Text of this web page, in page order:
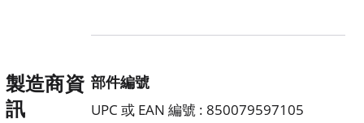
製造商資
訊
部件編號
UPC 或 EAN 編號 : 850079597105